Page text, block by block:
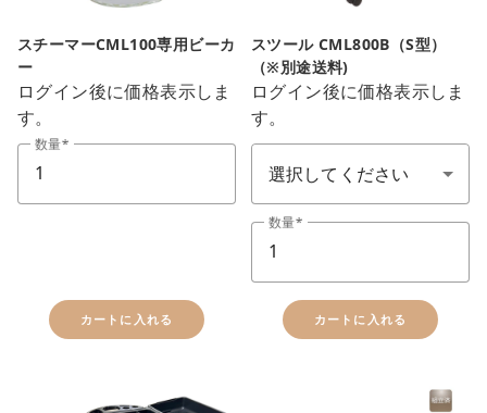
スチーマーCML100専用ビーカ
ー
ログイン後に価格表示しま
す。
数量
カートに入れる
スツール CML800B（S型）
（※別途送料)
ログイン後に価格表示しま
す。
スツール(顏色)
数量
カートに入れる